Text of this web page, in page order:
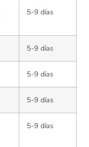
5-9 días
5-9 días
5-9 días
5-9 días
5-9 días